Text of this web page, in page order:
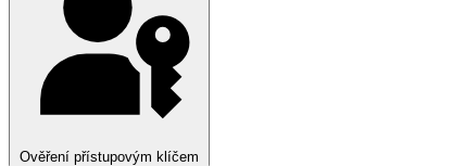
Ověření přístupovým klíčem